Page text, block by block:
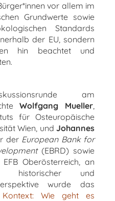
vor allem im
Grundwerte sowie
Standards
der EU, sondern
hin beachtet und
am
Wolfgang Mueller,
für Osteuropäische
Wien, und Johannes
der European Bank for
(EBRD) sowie
Oberösterreich, an
historischer und
wurde das
Wie geht es